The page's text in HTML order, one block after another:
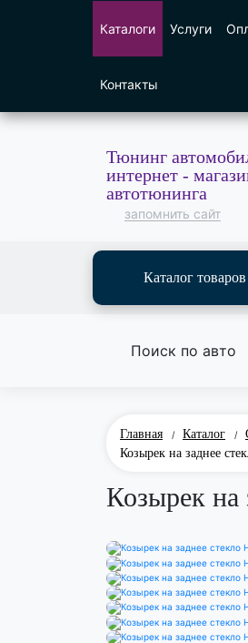
Каталоги Услуги
Контакты
Тюнинг
интернет -
автотюнинга
запомнить сайт
Каталог товаров
Поиск по авто
Главная / Каталог /
Козырек на заднее
Козырек на